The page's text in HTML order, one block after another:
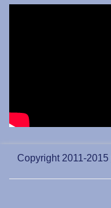
Copyright 2011-2015